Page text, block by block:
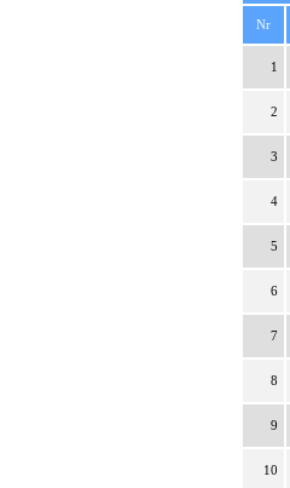
Nr
1
2
3
4
5
6
7
8
9
10